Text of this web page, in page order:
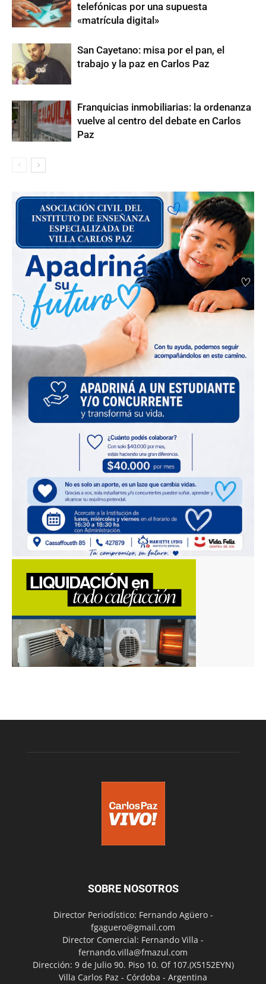
telefónicas por una supuesta
«matrícula digital»
San Cayetano: misa por el pan, el
trabajo y la paz en Carlos Paz
Franquicias inmobiliarias: la ordenanza
vuelve al centro del debate en Carlos
Paz
SOBRE NOSOTROS
Director Periodístico: Fernando Agüero -
fgaguero@gmail.com
Director Comercial: Fernando Villa -
fernando.villa@fmazul.com
Dirección: 9 de Julio 90. Piso 10. Of 107.(X5152EYN)
Villa Carlos Paz - Córdoba - Argentina